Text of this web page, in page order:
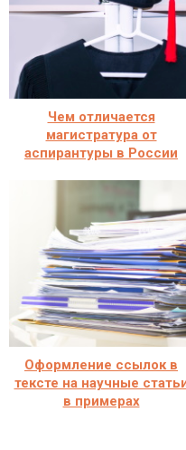
Чем отличается
магистратура от
аспирантуры в России
Оформление ссылок в
тексте на научные
в примерах